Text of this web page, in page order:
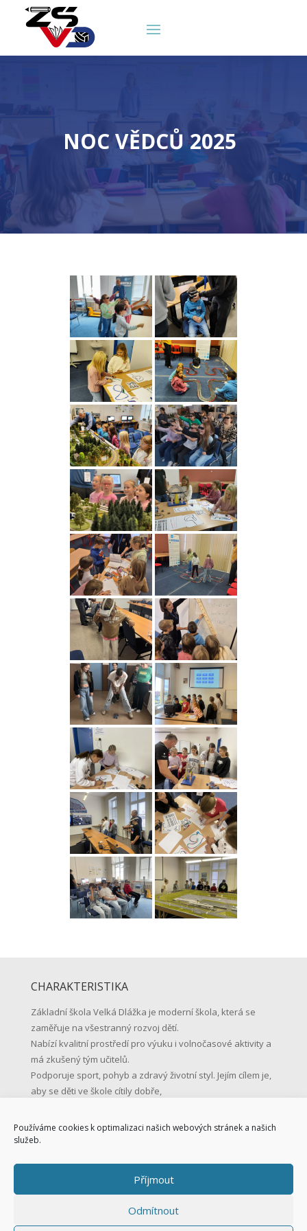
Používáme cookies k optimalizaci našich webových stránek a našich
služeb.
Příjmout
Odmítnout
NOC VĚDCŮ 2025
CHARAKTERISTIKA
Základní škola Velká Dlážka je moderní škola, která se
zaměřuje na všestranný rozvoj dětí.
Nabízí kvalitní prostředí pro výuku i volnočasové aktivity a
má zkušený tým učitelů.
Podporuje sport, pohyb a zdravý životní styl. Jejím cílem je,
aby se děti ve škole cítily dobře,
KONTAKTNÍ ÚDAJE
Základní škola Přerov, Velká Dlážka 5
Velká Dlážka 5, 750 02 Přerov
IČO: 47858354
Mob.: 731 128 147